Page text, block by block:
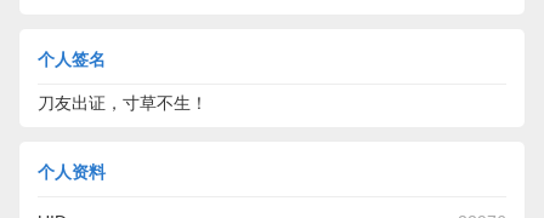
个人签名
刀友出证，寸草不生！
个人资料